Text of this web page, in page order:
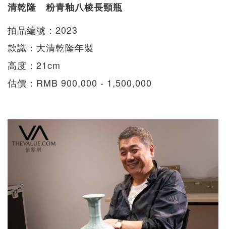
清乾隆 粉青釉八棱長頸瓶
拍品編號：2023
款識：大清乾隆年製
高度：21cm
估價：RMB 900,000 - 1,500,000